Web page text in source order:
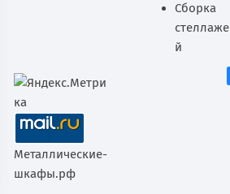
Сборка
стеллаже
й
Металлические-
шкафы.рф